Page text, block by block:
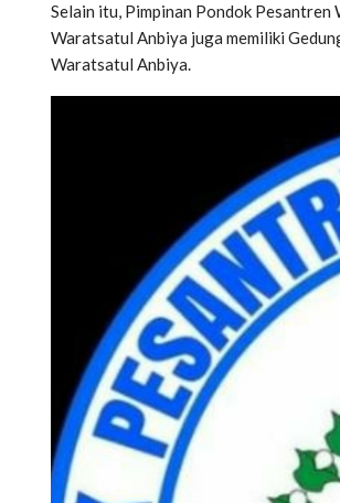
Selain itu, Pimpinan Pondok Pesantren
Waratsatul Anbiya juga memiliki
Waratsatul Anbiya.